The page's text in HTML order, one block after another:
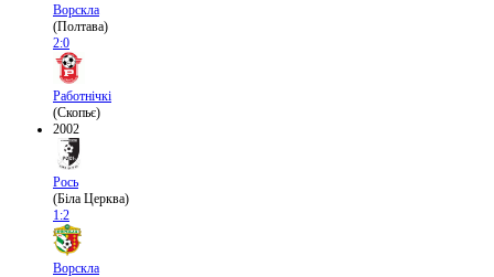
Ворскла
(Полтава)
2:0
Работнічкі
(Скопьє)
2002
Рось
(Біла Церква)
1:2
Ворскла